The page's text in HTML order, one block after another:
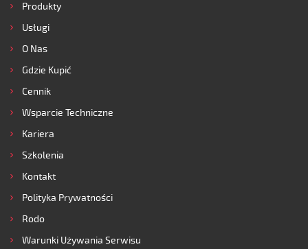
Produkty
Usługi
O Nas
Gdzie Kupić
Cennik
Wsparcie Techniczne
Kariera
Szkolenia
Kontakt
Polityka Prywatności
Rodo
Warunki Używania Serwisu